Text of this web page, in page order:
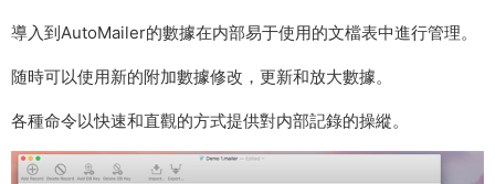
導入到AutoMailer的數據在内部易于使用的文檔表中進行管理。
随時可以使用新的附加數據修改，更新和放大數據。
各種命令以快速和直觀的方式提供對内部記錄的操縱。